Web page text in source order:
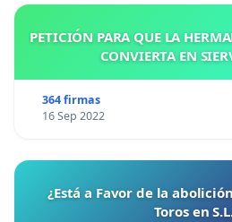
PETICIÓN PARA QUE LA
CONVIERTA EN
364 firmas
16 Sep 2022
¿Está a Favor de la
Toros en